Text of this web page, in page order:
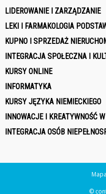
LIDEROWANIE I ZARZĄDZANIE
LEKI I FARMAKOLOGIA
KUPNO I SPRZEDAŻ
INTEGRACJA SPOŁECZNA I
KURSY ONLINE
INFORMATYKA
KURSY JĘZYKA NIEMIECKIEGO
INNOWACJE I KREATYWNOŚĆ
INTEGRACJA OSÓB
©